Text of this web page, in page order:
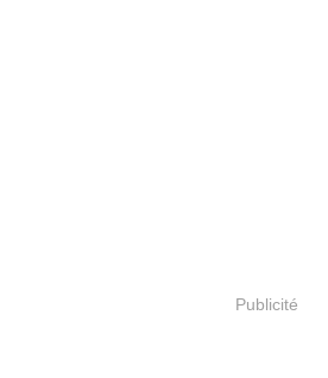
Publicité